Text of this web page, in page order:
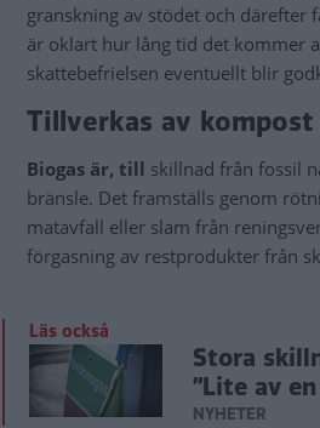
granskning av stödet och därefter
är oklart hur lång tid det kommer
skattebefrielsen eventuellt blir
Tillverkas av
Biogas är, till skillnad från fossil
bränsle. Det framställs genom
matavfall eller slam från
förgasning av restprodukter från
Läs också
Stora
”Lite av
NYHETER